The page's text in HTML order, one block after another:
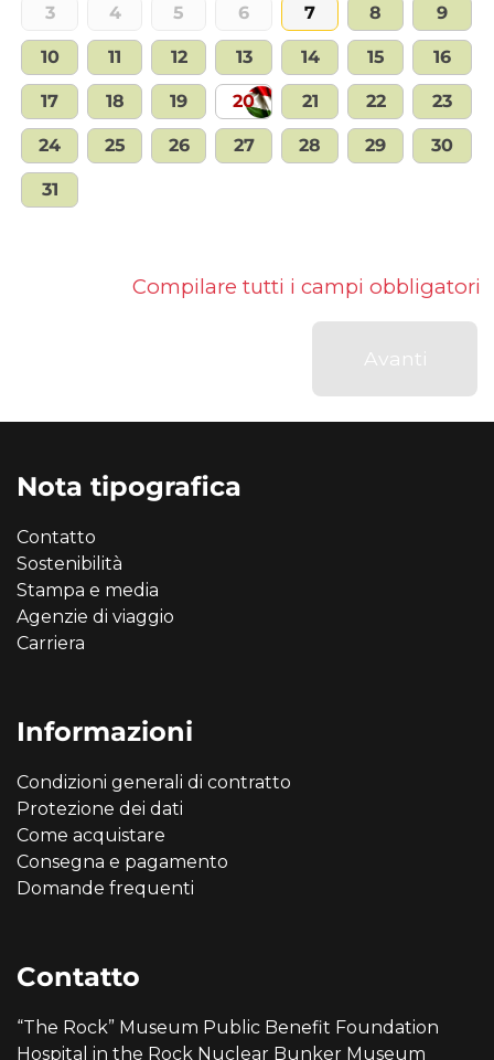
3 4 5 6 7 8 9
10 11 12 13 14 15 16
17 18 19 20 21 22 23
24 25 26 27 28 29 30
31
Compilare tutti i campi obbligatori
Avanti
Nota tipografica
Contatto
Sostenibilità
Stampa e media
Agenzie di viaggio
Carriera
Informazioni
Condizioni generali di contratto
Protezione dei dati
Come acquistare
Consegna e pagamento
Domande frequenti
Contatto
“The Rock” Museum Public Benefit Foundation
Hospital in the Rock Nuclear Bunker Museum